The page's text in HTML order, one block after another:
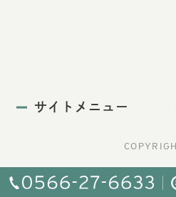
サイトメニュー